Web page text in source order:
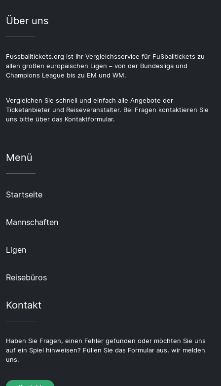
Über uns
Fussballtickets.org ist Ihr Vergleichsservice für Fußballtickets zu
allen großen europäischen Ligen – von der Bundesliga und
Champions League bis zu EM und WM.
Vergleichen Sie schnell und einfach alle Angebote der
Ticketanbieter und Reiseveranstalter. Bei Fragen kontaktieren Sie
uns bitte über das Kontaktformular.
Menü
Startseite
Mannschaften
Ligen
Reisebüros
Kontakt
Haben Sie Fragen, einen Fehler gefunden oder möchten Sie uns
auf ein Spiel hinweisen? Füllen Sie das Formular aus, wir melden
uns.